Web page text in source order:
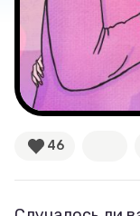
Тренды
Рецепты
Ваши истории
Соцсети
46